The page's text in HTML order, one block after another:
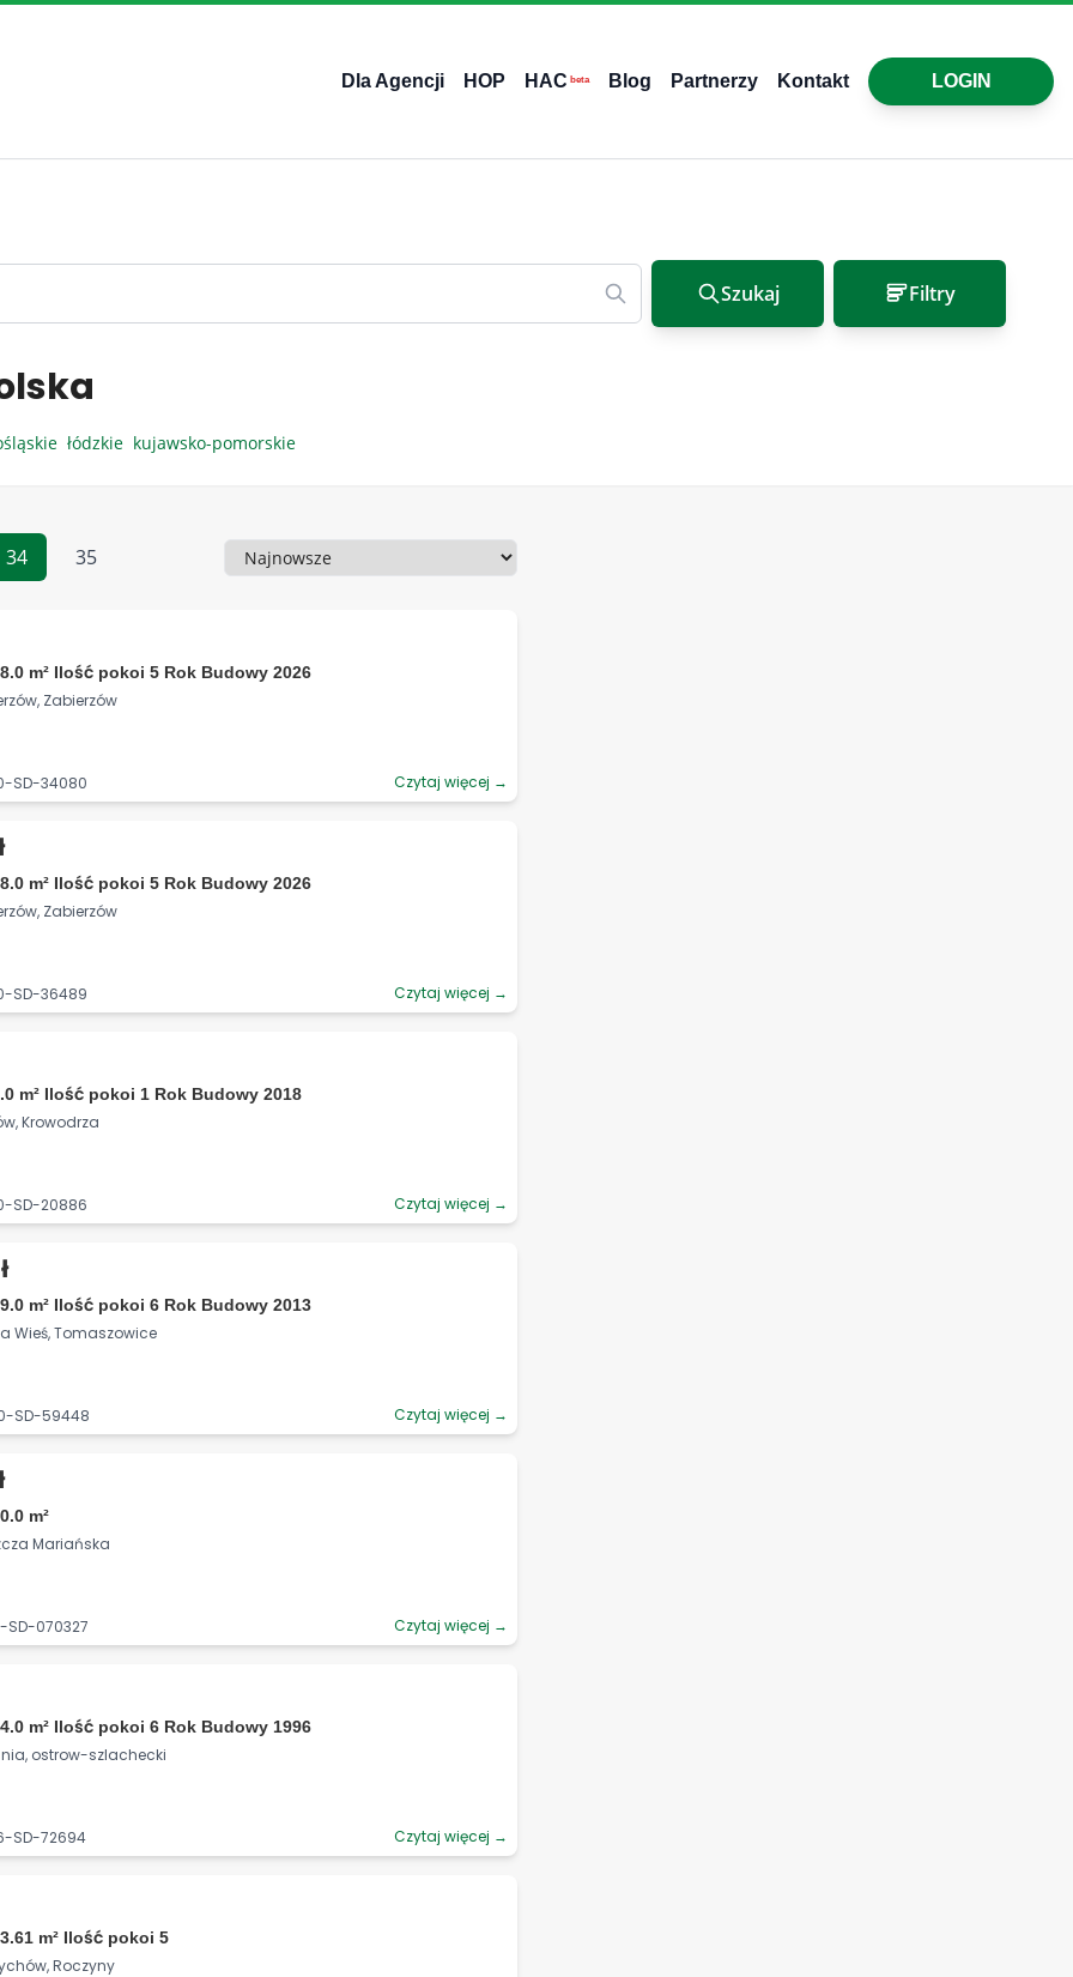
Dla Agencji HOP HAC beta Blog Partnerzy Kontakt LOGIN
Szukaj Filtry
łódzkie kujawsko-pomorskie
34 35 Sortowanie
m² Ilość pokoi 5 Rok Budowy 2026
Zabierzów
SD-34080 Czytaj więcej →
m² Ilość pokoi 5 Rok Budowy 2026
Zabierzów
SD-36489 Czytaj więcej →
m² Ilość pokoi 1 Rok Budowy 2018
Krowodrza
SD-20886 Czytaj więcej →
m² Ilość pokoi 6 Rok Budowy 2013
Wieś, Tomaszowice
SD-59448 Czytaj więcej →
m²
Mariańska
SD-070327 Czytaj więcej →
m² Ilość pokoi 6 Rok Budowy 1996
ostrow-szlachecki
SD-72694 Czytaj więcej →
m² Ilość pokoi 5
Roczyny